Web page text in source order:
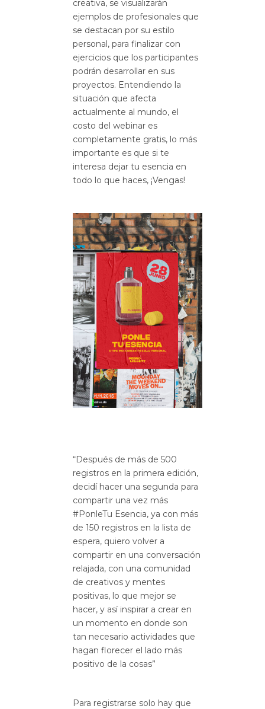
creativa, se visualizarán
ejemplos de profesionales que
se destacan por su estilo
personal, para finalizar con
ejercicios que los participantes
podrán desarrollar en sus
proyectos. Entendiendo la
situación que afecta
actualmente al mundo, el
costo del webinar es
completamente gratis, lo más
importante es que si te
interesa dejar tu esencia en
todo lo que haces, ¡Vengas!
“Después de más de 500
registros en la primera edición,
decidí hacer una segunda para
compartir una vez más
#PonleTu Esencia, ya con más
de 150 registros en la lista de
espera, quiero volver a
compartir en una conversación
relajada, con una comunidad
de creativos y mentes
positivas, lo que mejor se
hacer, y así inspirar a crear en
un momento en donde son
tan necesario actividades que
hagan florecer el lado más
positivo de la cosas”
Para registrarse solo hay que